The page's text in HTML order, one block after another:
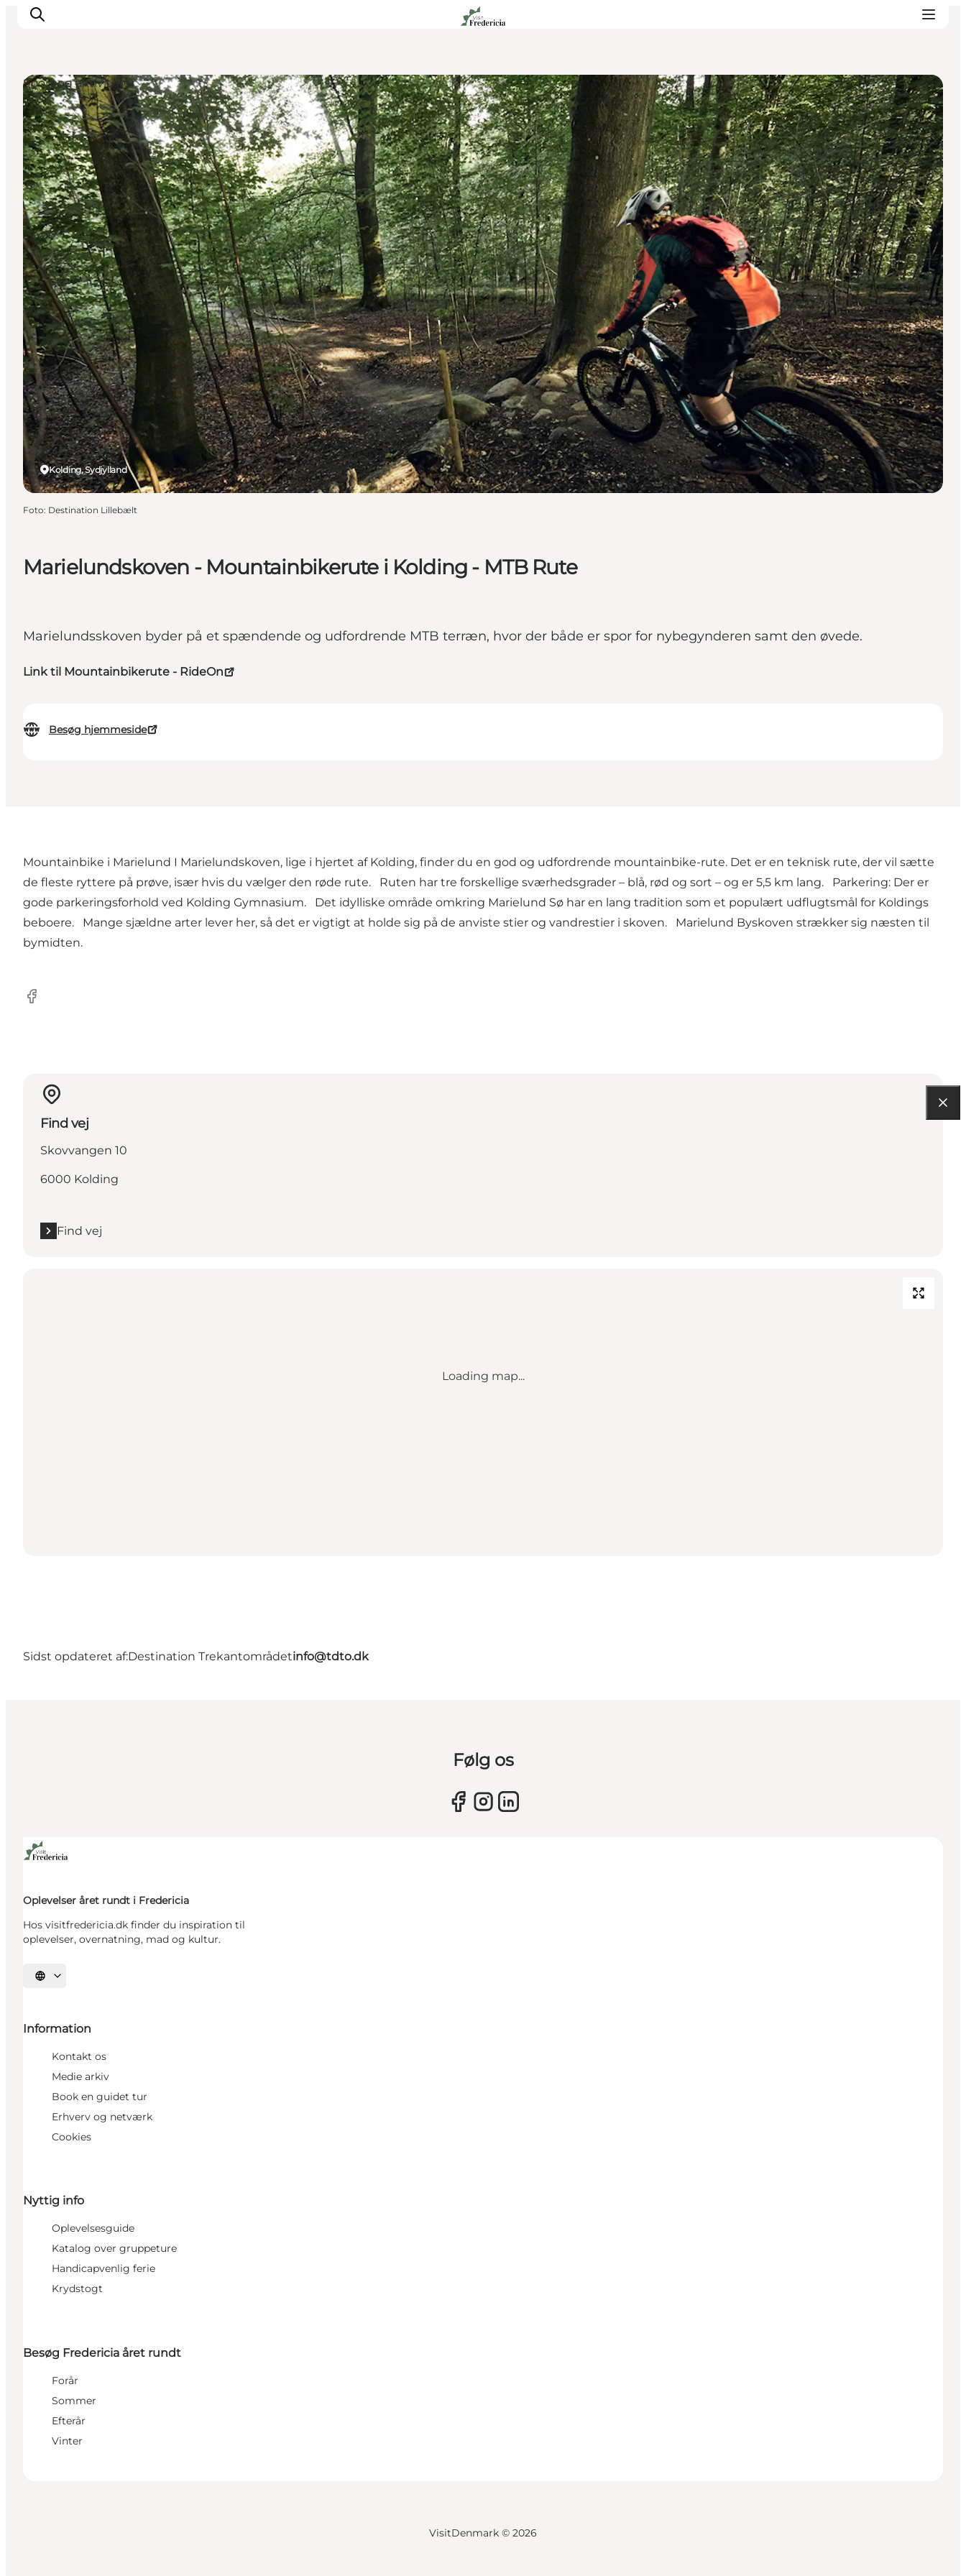
Det sker
Oplevelser
Spisesteder
Overnatning
Planlæg din tur
Book guidet tur
Marielundskoven - Mountainbikerute i Kolding - MTB Rute
Marielundsskoven byder på et spændende og udfordrende MTB terræn, hvor der både er spor for nybegynderen samt den øvede.
Link til Mountainbikerute - RideOn
Besøg hjemmeside
Kolding, Sydjylland
Sport og aktiviteter
Foto: Destination Lillebælt
Mountainbike i Marielund I Marielundskoven, lige i hjertet af Kolding, finder du en god og udfordrende mountainbike-rute. Det er en teknisk rute, der vil sætte
de fleste ryttere på prøve, især hvis du vælger den røde rute. Ruten har tre forskellige sværhedsgrader – blå, rød og sort – og er 5,5 km lang. Parkering: Der er
gode parkeringsforhold ved Kolding Gymnasium. Det idylliske område omkring Marielund Sø har en lang tradition som et populært udflugtsmål for Koldings
beboere. Mange sjældne arter lever her, så det er vigtigt at holde sig på de anviste stier og vandrestier i skoven. Marielund Byskoven strækker sig næsten til
bymidten.
Facebook
Find vej
Skovvangen 10
6000 Kolding
Find vej
Loading map...
Sidst opdateret af:Destination Trekantområdetinfo@tdto.dk
Følg os
Oplevelser året rundt i Fredericia
Hos visitfredericia.dk finder du inspiration til
oplevelser, overnatning, mad og kultur.
Vælg sprog
Information
Kontakt os
Medie arkiv
Book en guidet tur
Erhverv og netværk
Cookies
Nyttig info
Oplevelsesguide
Katalog over gruppeture
Handicapvenlig ferie
Krydstogt
Besøg Fredericia året rundt
Forår
Sommer
Efterår
Vinter
VisitDenmark © 2026